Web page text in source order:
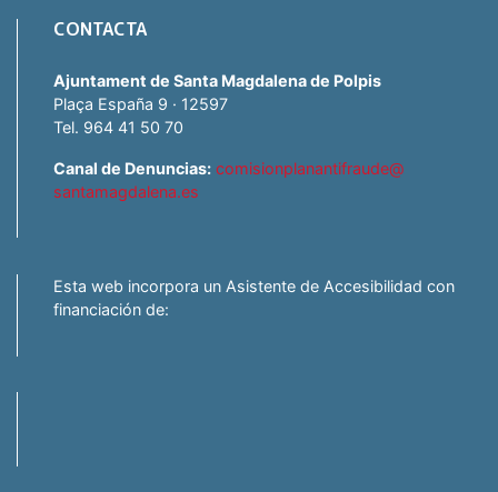
CONTACTA
Ajuntament de Santa Magdalena de Polpis
Plaça España 9 · 12597
Tel. 964 41 50 70
Canal de Denuncias: comisionplanantifraude@
santamagdalena.es
Esta web incorpora un Asistente de Accesibilidad con
financiación de: